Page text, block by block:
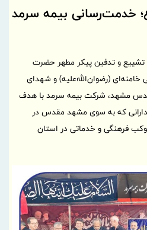
خدمت‌رسانی بیمه سرمد
تشییع و تدفین پیکر مطهر حضرت
(رضوان‌الله‌علیه) و شهدای
مشهد، شرکت بیمه سرمد با هدف
که به سوی مشهد مقدس در
فرهنگی و خدماتی در استان